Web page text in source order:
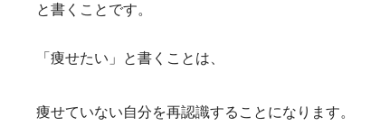
と書くことです。
「痩せたい」と書くことは、
痩せていない自分を再認識することになります。